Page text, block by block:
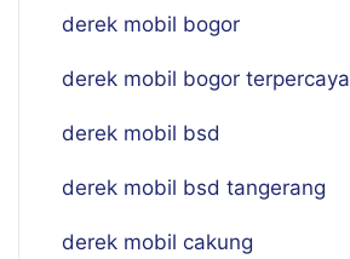
derek mobil bogor
derek mobil bogor terpercaya
derek mobil bsd
derek mobil bsd tangerang
derek mobil cakung